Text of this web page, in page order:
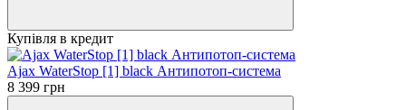
Купівля в кредит
Ajax WaterStop [1] black Антипотоп-система
8 399 грн